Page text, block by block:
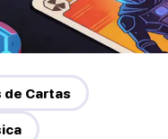
de Cartas